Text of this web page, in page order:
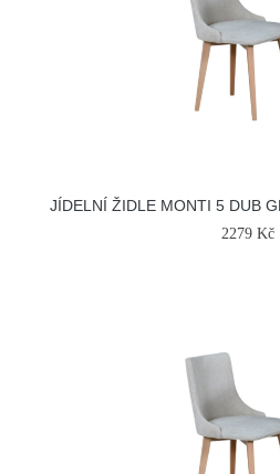
JÍDELNÍ ŽIDLE MONTI 5 DUB
2279 Kč